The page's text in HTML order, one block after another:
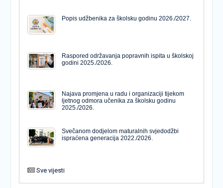
Popis udžbenika za školsku godinu 2026./2027.
Raspored održavanja popravnih ispita u školskoj
godini 2025./2026.
Najava promjena u radu i organizaciji tijekom
ljetnog odmora učenika za školsku godinu
2025./2026.
Svečanom dodjelom maturalnih svjedodžbi
ispraćena generacija 2022./2026.
Sve vijesti